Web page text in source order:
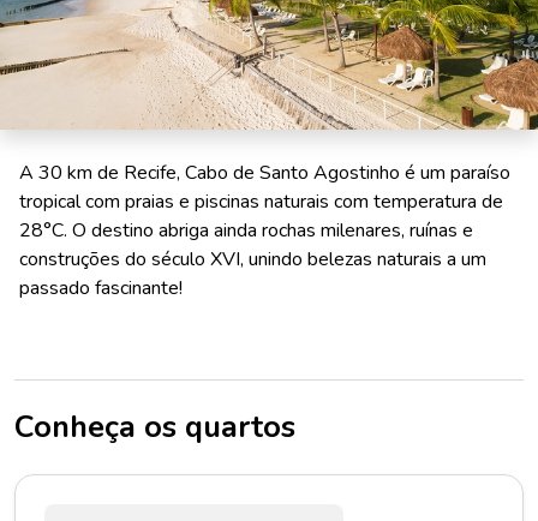
A 30 km de Recife, Cabo de Santo Agostinho é um paraíso
tropical com praias e piscinas naturais com temperatura de
28°C. O destino abriga ainda rochas milenares, ruínas e
construções do século XVI, unindo belezas naturais a um
passado fascinante!
Conheça os quartos